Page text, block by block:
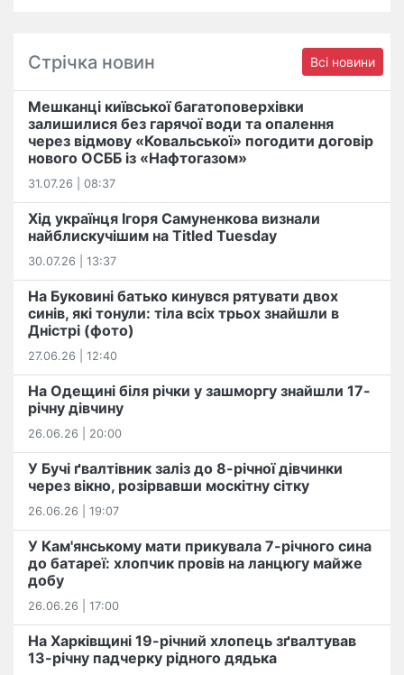
Стрічка новин Всі новини
Мешканці київської багатоповерхівки
залишилися без гарячої води та опалення
через відмову «Ковальської» погодити договір
нового ОСББ із «Нафтогазом»
31.07.26 | 08:37
Хід українця Ігоря Самуненкова визнали
найблискучішим на Titled Tuesday
30.07.26 | 13:37
На Буковині батько кинувся рятувати двох
синів, які тонули: тіла всіх трьох знайшли в
Дністрі (фото)
27.06.26 | 12:40
На Одещині біля річки у зашморгу знайшли 17-
річну дівчину
26.06.26 | 20:00
У Бучі ґвалтівник заліз до 8-річної дівчинки
через вікно, розірвавши москітну сітку
26.06.26 | 19:07
У Кам'янському мати прикувала 7-річного сина
до батареї: хлопчик провів на ланцюгу майже
добу
26.06.26 | 17:00
На Харківщині 19-річний хлопець​ ️зґвалтував
13-річну падчерку рідного дядька